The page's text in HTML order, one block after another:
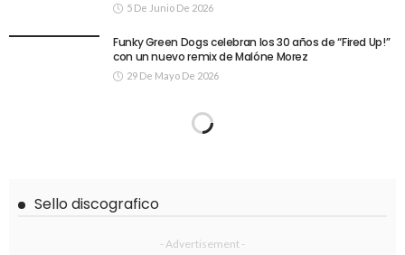
5 De Junio De 2026
Funky Green Dogs celebran los 30 años de “Fired Up!”
con un nuevo remix de Malóne Morez
29 De Mayo De 2026
Sello discografico
- Advertisement -